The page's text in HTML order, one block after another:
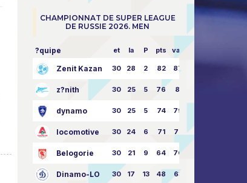
CHAMPIONNAT DE SUPER LEAGUE
DE RUSSIE 2026. MEN
?quipe et la P pts vapeur
Zenit Kazan 30 28 2 82 87:24
z?nith 30 25 5 76 81:21
dynamo 30 25 5 74 79:26
locomotive 30 24 6 71 77:33
Belogorie 30 21 9 64 70:40
Dinamo-LO 30 17 13 48 63:57